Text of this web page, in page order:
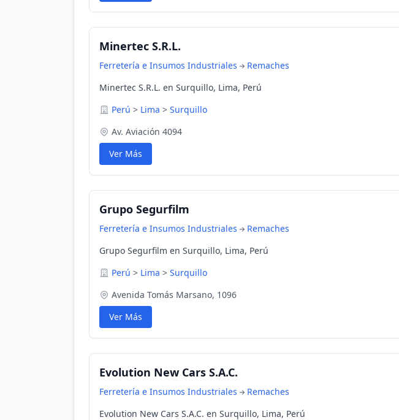
Minertec S.R.L.
Ferretería e Insumos Industriales
Remaches
Minertec S.R.L. en Surquillo, Lima, Perú
Perú > Lima > Surquillo
Av. Aviación 4094
Ver Más
Grupo Segurfilm
Ferretería e Insumos Industriales
Remaches
Grupo Segurfilm en Surquillo, Lima, Perú
Perú > Lima > Surquillo
Avenida Tomás Marsano, 1096
Ver Más
Evolution New Cars S.A.C.
Ferretería e Insumos Industriales
Remaches
Evolution New Cars S.A.C. en Surquillo, Lima, Perú